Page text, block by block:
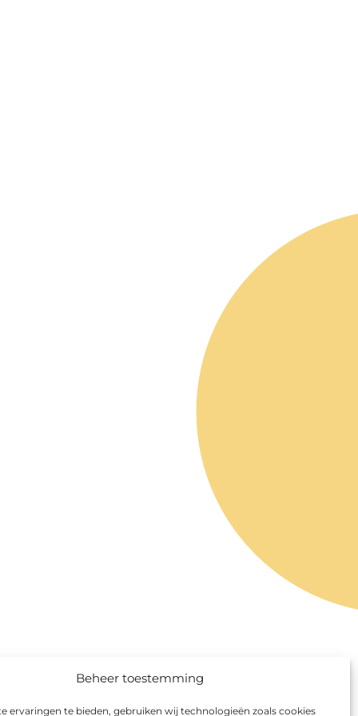
Beheer toestemming
ervaringen te bieden, gebruiken wij technologieën zoals cookies